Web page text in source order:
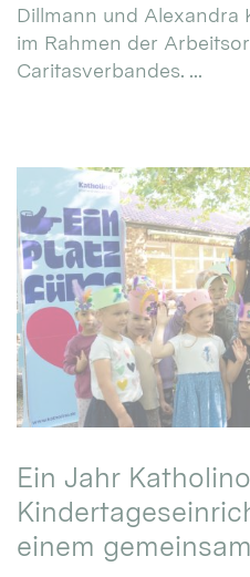
Dillmann und Alexandra
im Rahmen der
Caritasverbandes. ...
Ein Jahr
einem